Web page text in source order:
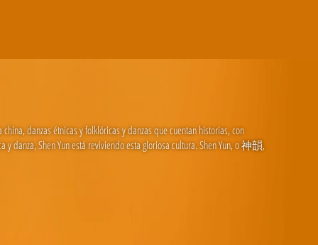
danzas étnicas y folklóricas y danzas que cuentan historias, con
danza, Shen Yun está reviviendo esta gloriosa cultura. Shen Yun, o 神韻,